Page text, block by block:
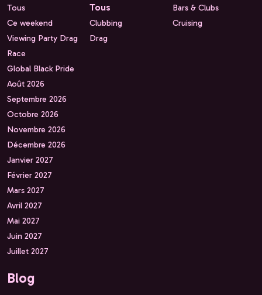
Tous
Ce weekend
Viewing Party Drag
Race
Global Black Pride
Août 2026
Septembre 2026
Octobre 2026
Novembre 2026
Décembre 2026
Janvier 2027
Février 2027
Mars 2027
Avril 2027
Mai 2027
Juin 2027
Juillet 2027
Tous
Clubbing
Drag
Bars & Clubs
Cruising
Blog